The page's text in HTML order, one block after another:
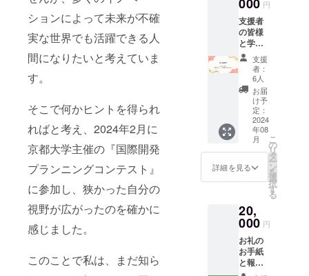
ションによって未来が不確
実な世界でも活躍できる人
間になりたいと考えていま
す。
そこで何かヒントを得られ
ればと考え、2024年2月に
京都大学主催の『国際開発
プランニングコンテスト』
に参加し、狭かった自分の
視野が広がったのを確かに
感じました。
このことで私は、まだ知ら
000 円
支援者
の皆様
と学び
の共有
ができ
るよう
に、私
がシリ
コンバ
レーで
とった
ノート
や資料
を、お
礼のお
送らせ
て頂き
ます。
支援
者：
6人
お届
け予
定：
2024
年08
月
詳細を見る
こ
の
リ
タ
ー
ン
を
選
択
す
る
20,
000 円
お礼の
お手紙
と報告
書と現